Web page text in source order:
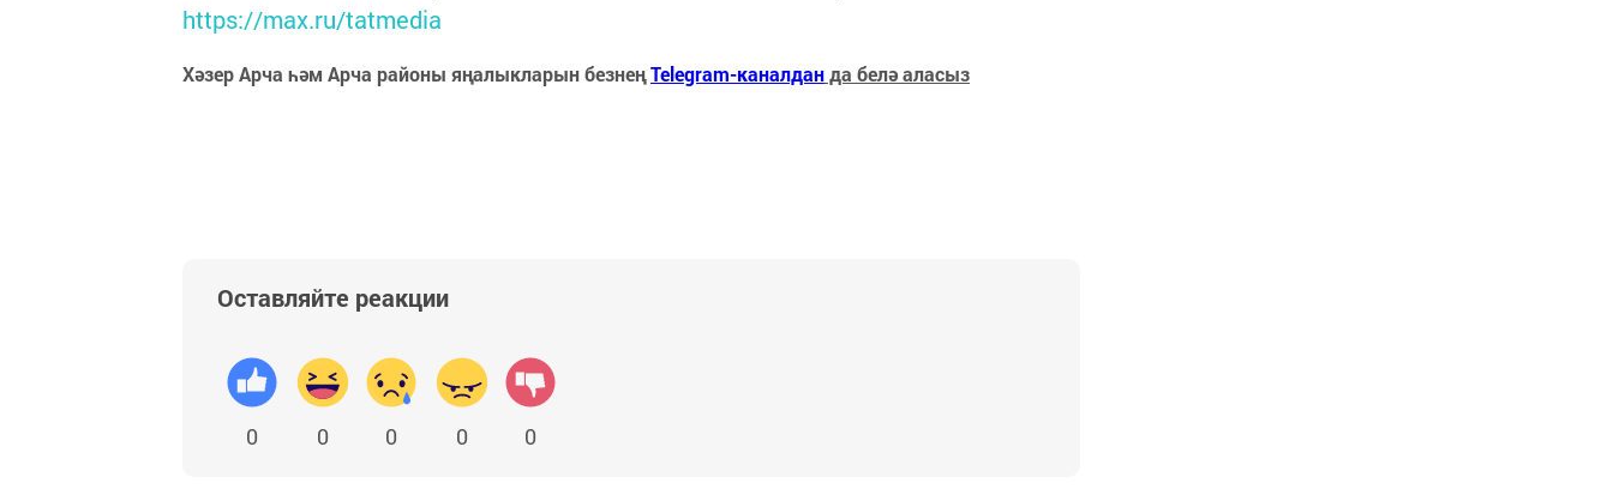
https://max.ru/tatmedia
Хәзер Арча һәм Арча районы яңалыкларын безнеңTelegram-каналданда белә аласыз
Оставляйте реакции
0 0 0 0 0